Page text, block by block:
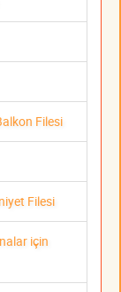
Filesi
Filesi
için